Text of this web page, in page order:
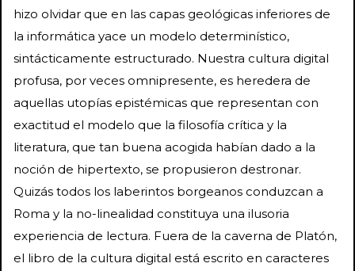
hizo olvidar que en las capas geológicas inferiores de
la informática yace un modelo determinístico,
sintácticamente estructurado. Nuestra cultura digital
profusa, por veces omnipresente, es heredera de
aquellas utopías epistémicas que representan con
exactitud el modelo que la filosofía crítica y la
literatura, que tan buena acogida habían dado a la
noción de hipertexto, se propusieron destronar.
Quizás todos los laberintos borgeanos conduzcan a
Roma y la no-linealidad constituya una ilusoria
experiencia de lectura. Fuera de la caverna de Platón,
el libro de la cultura digital está escrito en caracteres